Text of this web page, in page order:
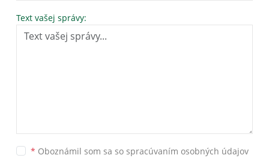
Text vašej správy:
* Oboznámil som sa so spracúvaním osobných údajov